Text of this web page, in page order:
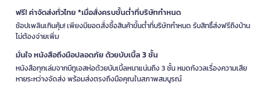
ฟรี! ค่าจัดส่งทั่วไทย *เมื่อสั่งครบขั้นต่ำที่บริษัทกำหนด
ช้อปเพลินเกินคุ้ม! เพียงมียอดสั่งซื้อสินค้าขั้นต่ำที่บริษัทกำหนด รับสิทธิ์ส่งฟรีถึงบ้าน
ไม่ต้องจ่ายเพิ่ม
มั่นใจ หนังสือถึงมือปลอดภัย ด้วยบับเบิ้ล 3 ชั้น
หนังสือทุกเล่มจากบีทูเอสห่อด้วยบับเบิ้ลหนาแน่นถึง 3 ชั้น หมดกังวลเรื่องความเสีย
หายระหว่างจัดส่ง พร้อมส่งตรงถึงมือคุณในสภาพสมบูรณ์